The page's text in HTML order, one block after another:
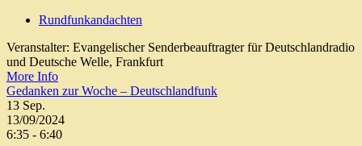
Rundfunkandachten
Veranstalter: Evangelischer Senderbeauftragter für Deutschlandradio
und Deutsche Welle, Frankfurt
More Info
Gedanken zur Woche – Deutschlandfunk
13 Sep.
13/09/2024
6:35 - 6:40